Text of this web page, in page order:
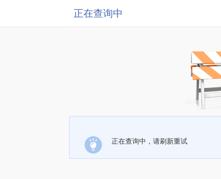
正在查询中
正在查询中，请刷新重试